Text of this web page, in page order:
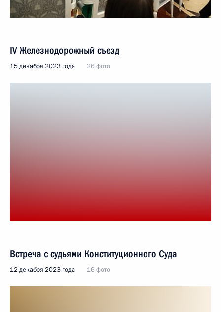
IV Железнодорожный съезд
15 декабря 2023 года 26 фото
Встреча с судьями Конституционного Суда
12 декабря 2023 года 16 фото